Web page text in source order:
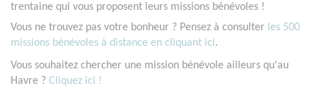
trentaine qui vous proposent leurs missions bénévoles !
Vous ne trouvez pas votre bonheur ? Pensez à consulter les 500
missions bénévoles à distance en cliquant ici.
Vous souhaitez chercher une mission bénévole ailleurs qu'au
Havre ? Cliquez ici !